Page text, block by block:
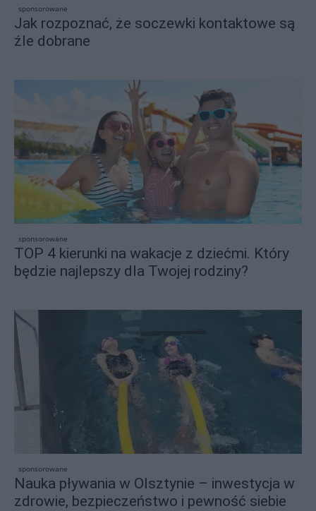
sponsorowane
Jak rozpoznać, że soczewki kontaktowe są
źle dobrane
sponsorowane
TOP 4 kierunki na wakacje z dziećmi. Który
będzie najlepszy dla Twojej rodziny?
sponsorowane
Nauka pływania w Olsztynie – inwestycja w
zdrowie, bezpieczeństwo i pewność siebie